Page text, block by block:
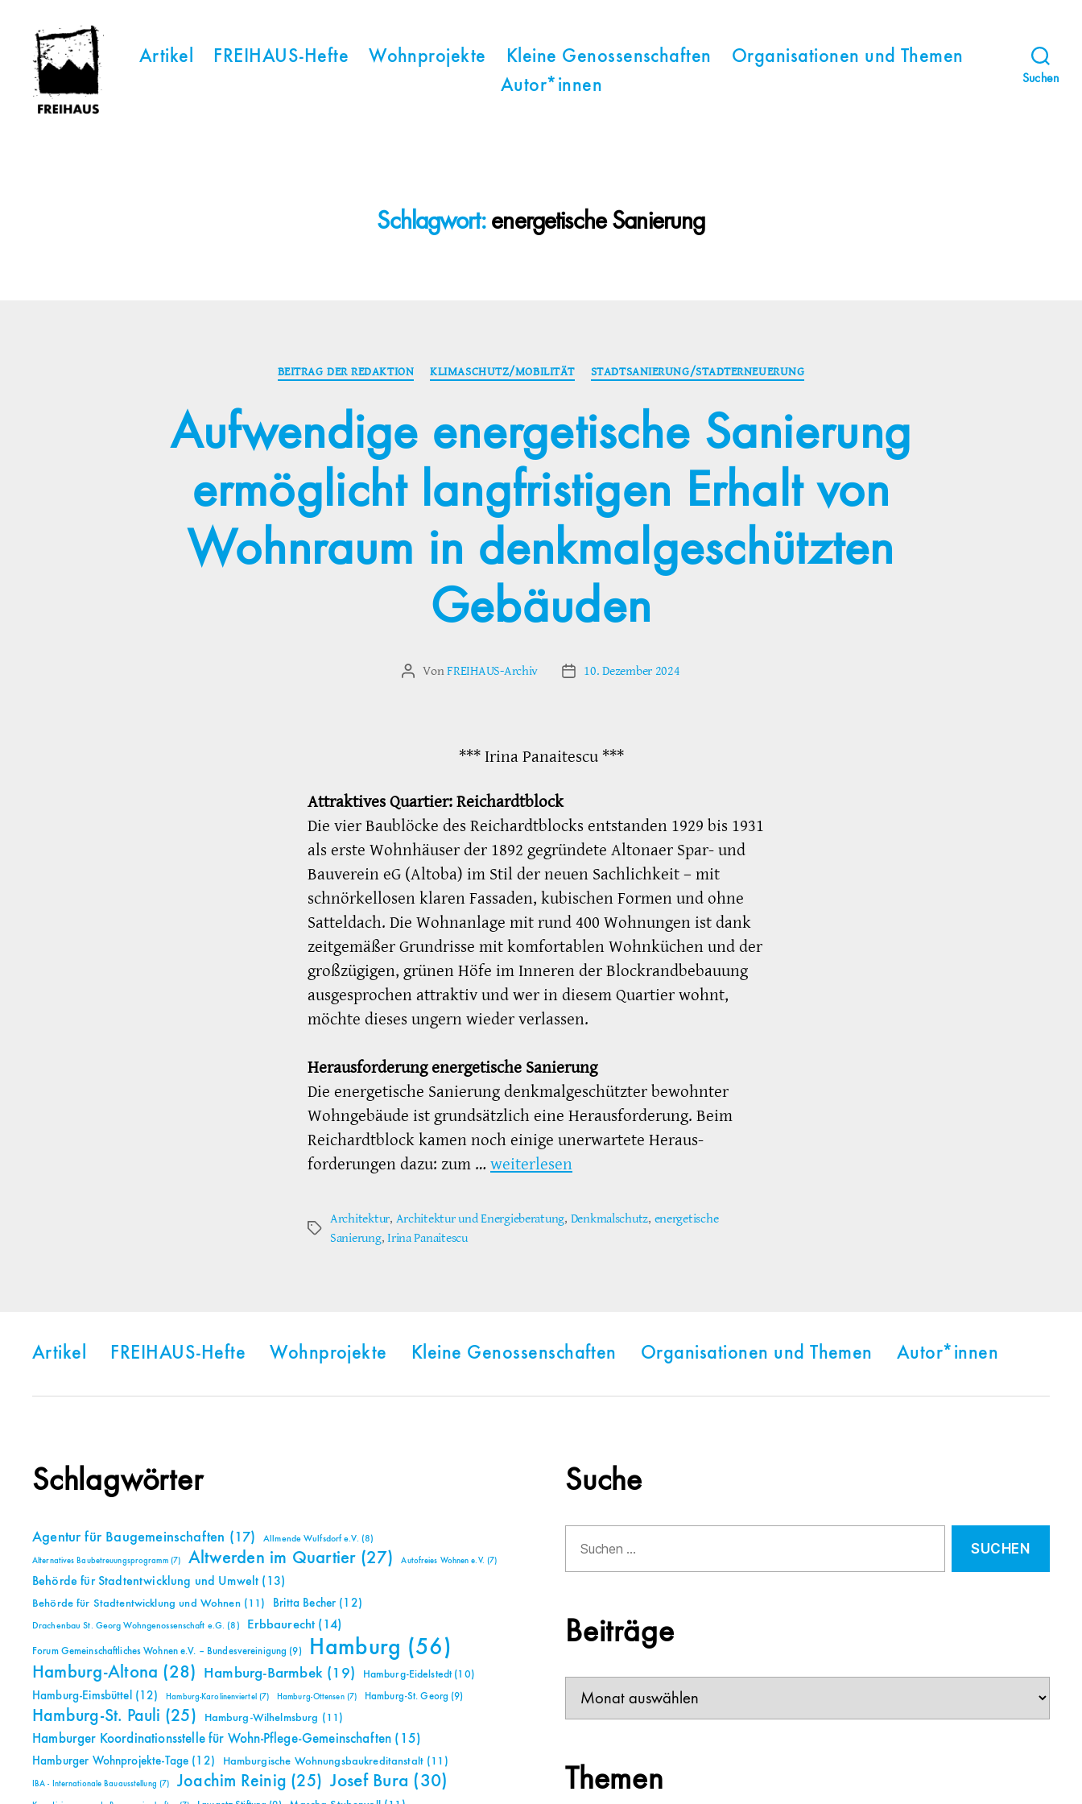
Artikel FREIHAUS-Hefte Wohnprojekte Kleine Genossenschaften
Organisationen und Themen
Autor*innen
Suchen
Schlagwort: energetische Sanierung
Kategorien
BEITRAG DER REDAKTION KLIMASCHUTZ/MOBILITÄT STADTSANIERUNG/STADTERNEUERUNG
Aufwendige energetische Sanierung
ermöglicht langfristigen Erhalt von
Wohnraum in denkmalgeschützten
Gebäuden
Beitragsautor
VonFREIHAUS-Archiv Veröffentlichungsdatum
10. Dezember 2024
*** Irina Panaitescu ***
Attraktives Quartier: Reichardtblock
Die vier Baublöcke des Reichardtblocks entstanden 1929 bis 1931
als erste Wohnhäuser der 1892 gegründete Altonaer Spar- und
Bauverein eG (Altoba) im Stil der neuen Sachlichkeit – mit
schnörkellosen klaren Fassaden, kubischen Formen und ohne
Satteldach. Die Wohnanlage mit rund 400 Wohnungen ist dank
zeitgemäßer Grundrisse mit komfortablen Wohnküchen und der
großzügigen, grünen Höfe im Inneren der Blockrandbebauung
ausgesprochen attraktiv und wer in diesem Quartier wohnt,
möchte dieses ungern wieder verlassen.
Herausforderung energetische Sanierung
Die energetische Sanierung denkmalgeschützter bewohnter
Wohngebäude ist grundsätzlich eine Herausforderung. Beim
Reichardtblock kamen noch einige unerwartete Heraus-
forderungen dazu: zum … weiterlesen
Schlagwörter
Architektur, Architektur und Energieberatung, Denkmalschutz, energetische
Sanierung,Irina Panaitescu
Artikel FREIHAUS-Hefte Wohnprojekte Kleine Genossenschaften Organisationen und Themen Autor*innen
Schlagwörter
Agentur für Baugemeinschaften (17) Allmende Wulfsdorf e.V. (8)
Alternatives Baubetreuungsprogramm(7) Altwerden im Quartier(27) Autofreies Wohnen e.V. (7)
Behörde für Stadtentwicklung und Umwelt (13)
Behörde für Stadtentwicklung und Wohnen(11) Britta Becher (12)
Drachenbau St. Georg Wohngenossenschaft e.G. (8) Erbbaurecht (14)
Forum Gemeinschaftliches Wohnen e.V. – Bundesvereinigung (9) Hamburg (56)
Hamburg-Altona (28) Hamburg-Barmbek (19) Hamburg-Eidelstedt(10)
Hamburg-Eimsbüttel (12) Hamburg-Karolinenviertel (7) Hamburg-Ottensen(7) Hamburg-St. Georg (9)
Hamburg-St. Pauli (25) Hamburg-Wilhelmsburg (11)
Hamburger Koordinationsstelle für Wohn-Pflege-Gemeinschaften (15)
Hamburger Wohnprojekte-Tage (12) Hamburgische Wohnungsbaukreditanstalt (11)
IBA - Internationale Bauausstellung (7) Joachim Reinig (25) Josef Bura (30)
Suche
nach:
Beiträge
Themen